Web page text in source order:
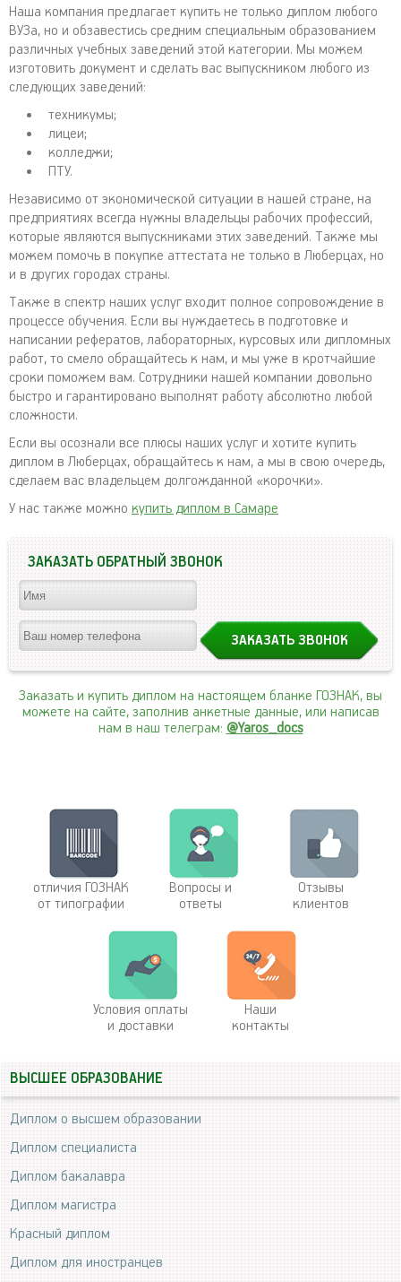
Наша компания предлагает купить не только диплом любого
ВУЗа, но и обзавестись средним специальным образованием
различных учебных заведений этой категории. Мы можем
изготовить документ и сделать вас выпускником любого из
следующих заведений:
техникумы;
лицеи;
колледжи;
ПТУ.
Независимо от экономической ситуации в нашей стране, на
предприятиях всегда нужны владельцы рабочих профессий,
которые являются выпускниками этих заведений. Также мы
можем помочь в покупке аттестата не только в Люберцах, но
и в других городах страны.
Также в спектр наших услуг входит полное сопровождение в
процессе обучения. Если вы нуждаетесь в подготовке и
написании рефератов, лабораторных, курсовых или дипломных
работ, то смело обращайтесь к нам, и мы уже в кротчайшие
сроки поможем вам. Сотрудники нашей компании довольно
быстро и гарантировано выполнят работу абсолютно любой
сложности.
Если вы осознали все плюсы наших услуг и хотите купить
диплом в Люберцах, обращайтесь к нам, а мы в свою очередь,
сделаем вас владельцем долгожданной «корочки».
У нас также можно купить диплом в Самаре
ЗАКАЗАТЬ ОБРАТНЫЙ ЗВОНОК
Заказать и купить диплом на настоящем бланке ГОЗНАК, вы
можете на сайте, заполнив анкетные данные, или написав
нам в наш телеграм: @Yaros_docs
отличия ГОЗНАК
от типографии
Вопросы и
ответы
Отзывы
клиентов
Условия оплаты
и доставки
Наши
контакты
ВЫСШЕЕ ОБРАЗОВАНИЕ
Диплом о высшем образовании
Диплом специалиста
Диплом бакалавра
Диплом магистра
Красный диплом
Диплом для иностранцев